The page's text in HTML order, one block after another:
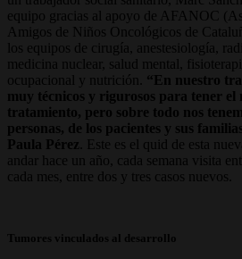
equipo gracias al apoyo de AFANOC
Amigos de Niños Oncológicos de
los equipos de cirugía, anestesiología,
medicina nuclear, salud mental,
ocupacional y nutrición. “En nuestro
muy técnicos y rigurosos para tener el
tratamiento, pero sobre todo nos
personas, de los pacientes y sus
Paula Pérez . Este es el quid de esta
andar hace un año, cada semana visita
cada mes, entre dos y tres casos nuevos.
Tumores vinculados al desarrollo